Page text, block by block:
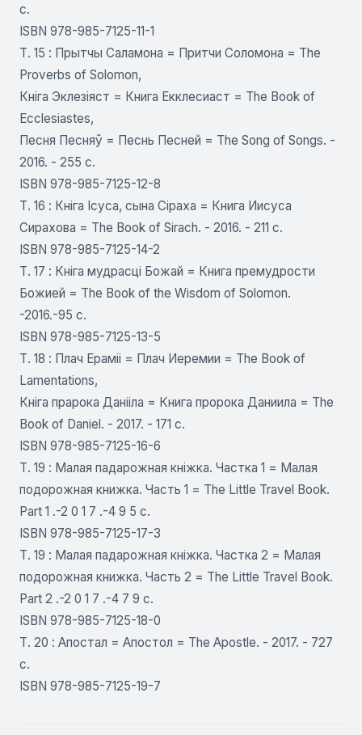
с.
ISBN 978-985-7125-11-1
Т. 15 : Прытчы Саламона = Притчи Соломона = The
Proverbs of Solomon,
Кніга Эклезіяст = Книга Екклесиаст = The Book of
Ecclesiastes,
Песня Песняў = Песнь Песней = The Song of Songs. -
2016. - 255 c.
ISBN 978-985-7125-12-8
Т. 16 : Кніга Ісуса, сына Сіраха = Книга Иисуса
Сирахова = The Book of Sirach. - 2016. - 211 с.
ISBN 978-985-7125-14-2
Т. 17 : Кніга мудрасці Божай = Книга премудрости
Божией = The Book of the Wisdom of Solomon.
-2016.-95 c.
ISBN 978-985-7125-13-5
Т. 18 : Плач Ераміі = Плач Иеремии = The Book of
Lamentations,
Кніга прарока Данііла = Книга пророка Даниила = The
Book of Daniel. - 2017. - 171 с.
ISBN 978-985-7125-16-6
Т. 19 : Малая падарожная кніжка. Частка 1 = Малая
подорожная книжка. Часть 1 = The Little Travel Book.
Part 1 .-2 0 1 7 .-4 9 5 с.
ISBN 978-985-7125-17-3
Т. 19 : Малая падарожная кніжка. Частка 2 = Малая
подорожная книжка. Часть 2 = The Little Travel Book.
Part 2 .-2 0 1 7 .-4 7 9 с.
ISBN 978-985-7125-18-0
Т. 20 : Апостал = Апостол = The Apostle. - 2017. - 727
с.
ISBN 978-985-7125-19-7